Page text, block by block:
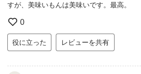
すが、美味いもんは美味いです。最高。
0
役に立った レビューを共有